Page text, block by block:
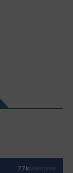
77kMembres